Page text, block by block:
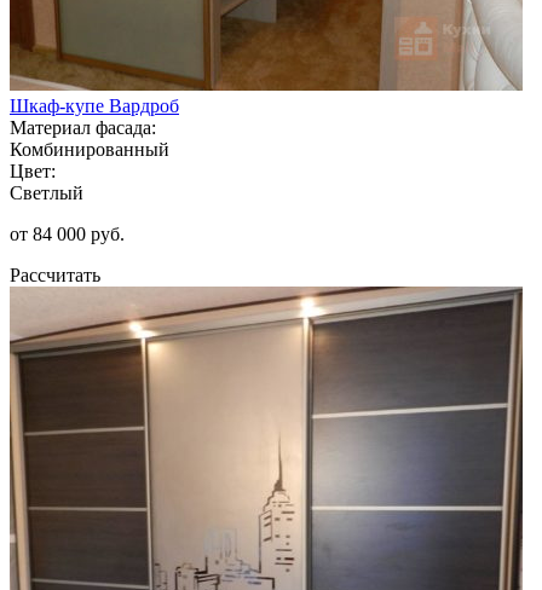
Шкаф-купе Вардроб
Материал фасада:
Комбинированный
Цвет:
Светлый
от 84 000 руб.
Рассчитать